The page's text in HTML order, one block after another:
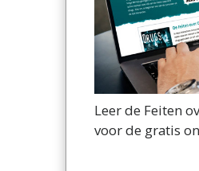
Leer de Feiten
voor de gratis